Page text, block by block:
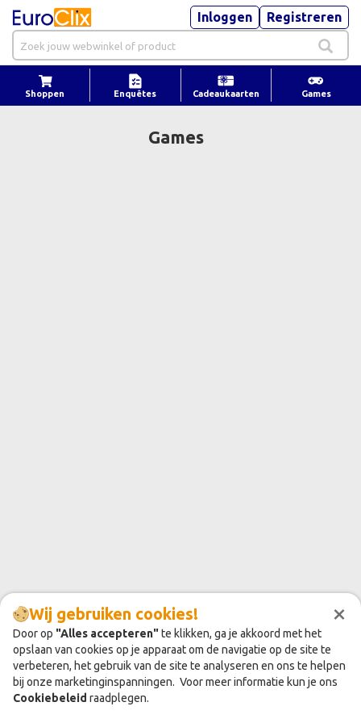
Inloggen Registreren
Shoppen Enquêtes Cadeaukaarten Games
×
Wij gebruiken cookies!
Door op "Alles accepteren"te klikken, ga je akkoord met het
opslaan van cookies op je apparaat om de navigatie op de site te
verbeteren, het gebruik van de site te analyseren en ons te helpen
bij onze marketinginspanningen. Voor meer informatie kun je ons
Cookiebeleid raadplegen.
Games